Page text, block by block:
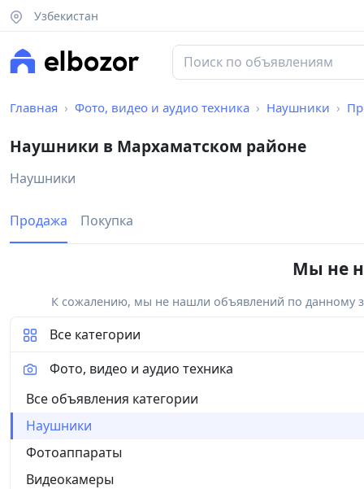
Узбекистан
Главная Фото, видео и аудио техника Наушники
Наушники в Мархаматском районе
Наушники
Продажа Покупка
Мы не
К сожалению, мы не нашли объявлений по данному
Все категории
Фото, видео и аудио техника
Все объявления категории
Наушники
Фотоаппараты
Видеокамеры